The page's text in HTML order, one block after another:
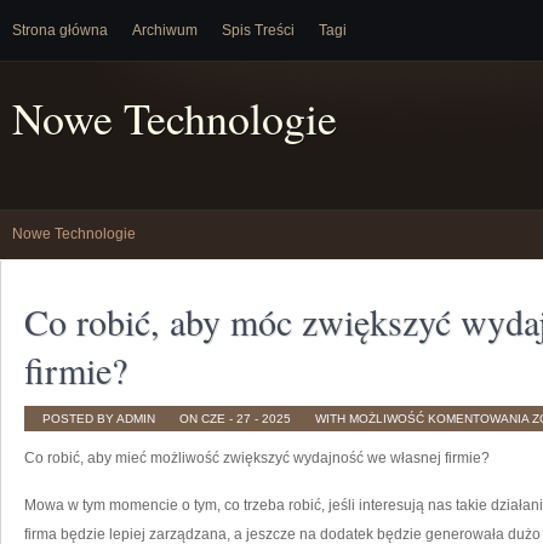
Strona główna Archiwum Spis Treści Tagi
Nowe Technologie
Nowe Technologie
Co robić, aby móc zwiększyć
firmie?
POSTED BY ADMIN ON CZE - 27 - 2025 WITH MOŻLIWOŚĆ KOMENTOWANIA
W
Co robić, aby mieć możliwość zwiększyć wydajność we własnej firmie?
Mowa w tym momencie o tym, co trzeba robić, jeśli interesują nas takie
firma będzie lepiej zarządzana, a jeszcze na dodatek będzie generowała